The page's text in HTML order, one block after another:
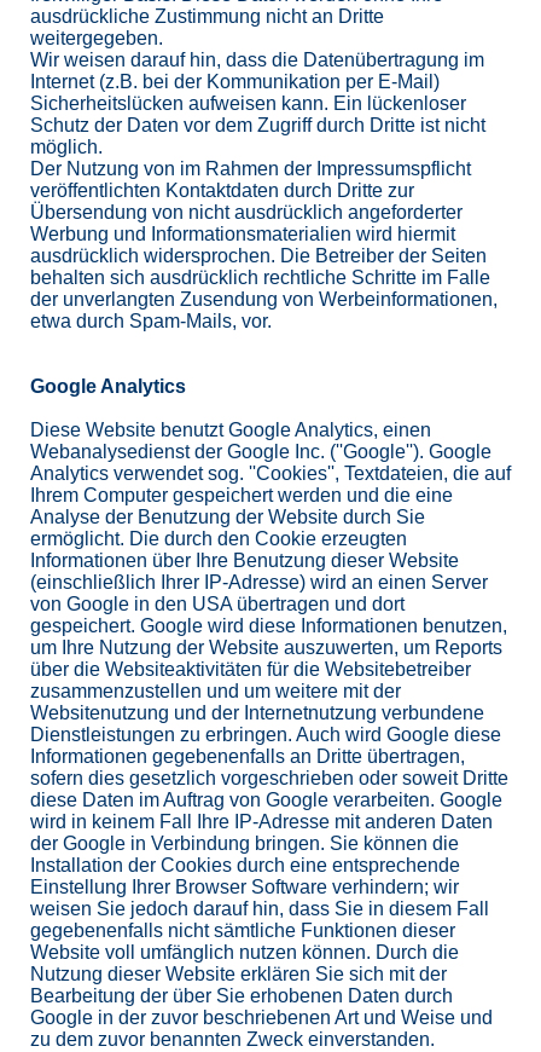
ausdrückliche Zustimmung nicht an Dritte
weitergegeben.
Wir weisen darauf hin, dass die Datenübertragung im
Internet (z.B. bei der Kommunikation per E-Mail)
Sicherheitslücken aufweisen kann. Ein lückenloser
Schutz der Daten vor dem Zugriff durch Dritte ist nicht
möglich.
Der Nutzung von im Rahmen der Impressumspflicht
veröffentlichten Kontaktdaten durch Dritte zur
Übersendung von nicht ausdrücklich angeforderter
Werbung und Informationsmaterialien wird hiermit
ausdrücklich widersprochen. Die Betreiber der Seiten
behalten sich ausdrücklich rechtliche Schritte im Falle
der unverlangten Zusendung von Werbeinformationen,
etwa durch Spam-Mails, vor.
Google Analytics
Diese Website benutzt Google Analytics, einen
Webanalysedienst der Google Inc. (''Google''). Google
Analytics verwendet sog. ''Cookies'', Textdateien, die auf
Ihrem Computer gespeichert werden und die eine
Analyse der Benutzung der Website durch Sie
ermöglicht. Die durch den Cookie erzeugten
Informationen über Ihre Benutzung dieser Website
(einschließlich Ihrer IP-Adresse) wird an einen Server
von Google in den USA übertragen und dort
gespeichert. Google wird diese Informationen benutzen,
um Ihre Nutzung der Website auszuwerten, um Reports
über die Websiteaktivitäten für die Websitebetreiber
zusammenzustellen und um weitere mit der
Websitenutzung und der Internetnutzung verbundene
Dienstleistungen zu erbringen. Auch wird Google diese
Informationen gegebenenfalls an Dritte übertragen,
sofern dies gesetzlich vorgeschrieben oder soweit Dritte
diese Daten im Auftrag von Google verarbeiten. Google
wird in keinem Fall Ihre IP-Adresse mit anderen Daten
der Google in Verbindung bringen. Sie können die
Installation der Cookies durch eine entsprechende
Einstellung Ihrer Browser Software verhindern; wir
weisen Sie jedoch darauf hin, dass Sie in diesem Fall
gegebenenfalls nicht sämtliche Funktionen dieser
Website voll umfänglich nutzen können. Durch die
Nutzung dieser Website erklären Sie sich mit der
Bearbeitung der über Sie erhobenen Daten durch
Google in der zuvor beschriebenen Art und Weise und
zu dem zuvor benannten Zweck einverstanden.